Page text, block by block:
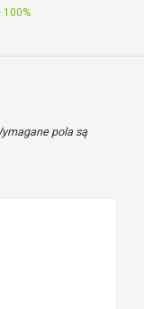
100%
pola są